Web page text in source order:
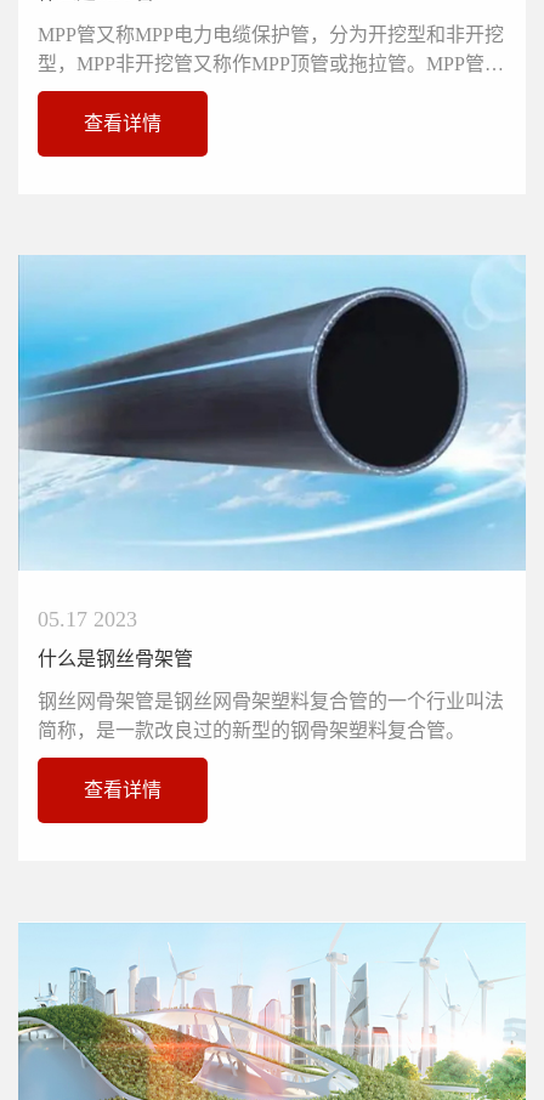
MPP管又称MPP电力电缆保护管，分为开挖型和非开挖
型，MPP非开挖管又称作MPP顶管或拖拉管。MPP管采
用改性聚丙烯为主要原材料。具...
查看详情
05.17 2023
什么是钢丝骨架管
钢丝网骨架管​是钢丝网骨架塑料复合管的一个行业叫法
简称，是一款改良过的新型的钢骨架塑料复合管。
查看详情